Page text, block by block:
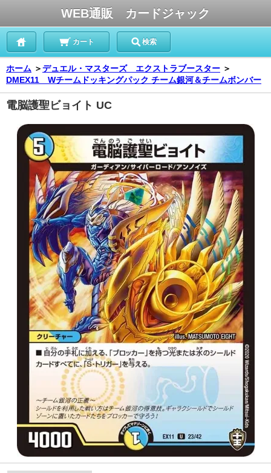
WEB通販 カードジャック
カート 検索
ホーム ＞デュエル・マスターズ エクストラブースター ＞
DMEX11 Wチームドッキングパック チーム銀河＆チームボンバー
電脳護聖ビョイト UC